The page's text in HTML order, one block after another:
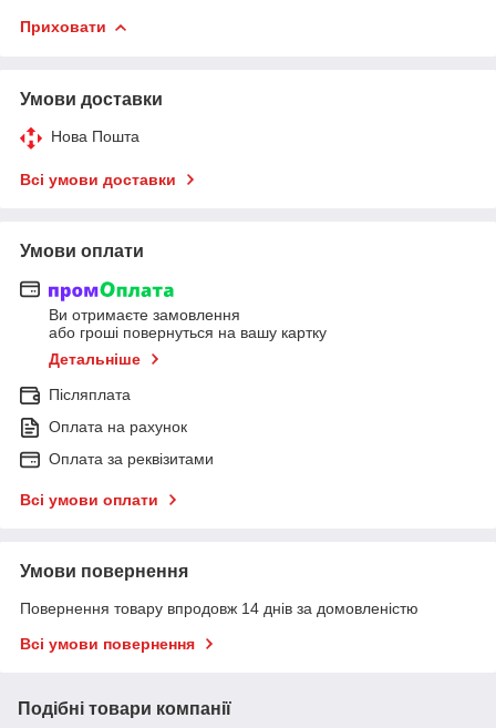
Приховати
Умови доставки
Нова Пошта
Всі умови доставки
Умови оплати
Ви отримаєте замовлення
або гроші повернуться на вашу картку
Детальніше
Післяплата
Оплата на рахунок
Оплата за реквізитами
Всі умови оплати
Умови повернення
Повернення товару впродовж 14 днів за домовленістю
Всі умови повернення
Подібні товари компанії